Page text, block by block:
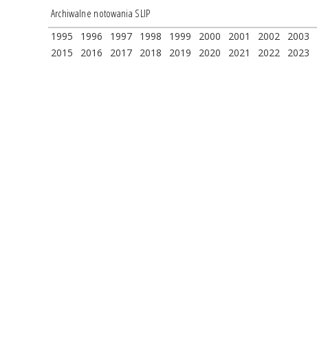
Archiwalne notowania SLIP
1995 1996 1997 1998 1999 2000 2001 2002 2003
2015
2016 2017 2018 2019 2020 2021 2022 2023